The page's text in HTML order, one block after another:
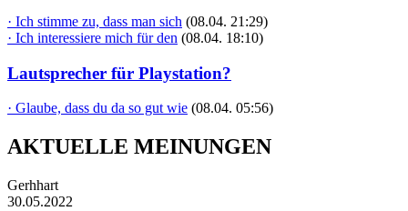
· Ich stimme zu, dass man sich (08.04. 21:29)
· Ich interessiere mich für den (08.04. 18:10)
Lautsprecher für Playstation?
· Glaube, dass du da so gut wie (08.04. 05:56)
AKTUELLE MEINUNGEN
Gerhhart
30.05.2022